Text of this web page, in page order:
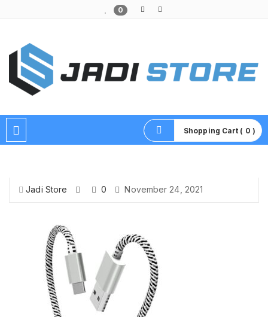
0
Shopping Cart ( 0 )
Jadi Store 0 November 24, 2021